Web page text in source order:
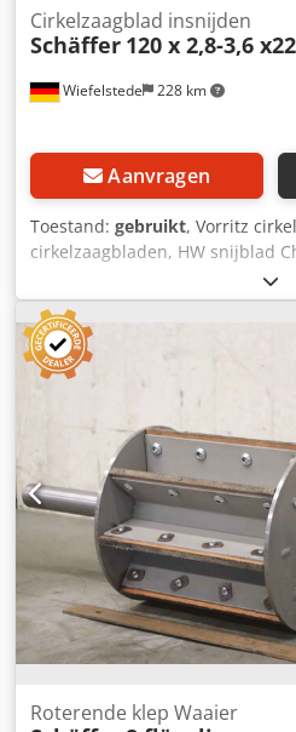
Wiefelstede 228 km
Cirkelzaagblad insnijden
Schäffer 120 x 2,8-3,6
Aanvragen
Toestand: gebruikt, Vorritz
cirkelzaagbladen, HW snijblad
Fabrikant: Schäffer, Vorritz
delig, verstelbaar -Type: 120 x
9x snijbladen beschikbaar -
doos: 225/220/H10 mm -Gewicht:
Roterende klep Waaier